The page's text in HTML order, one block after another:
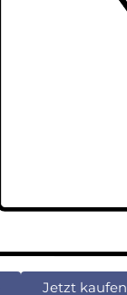
Jetzt kaufen